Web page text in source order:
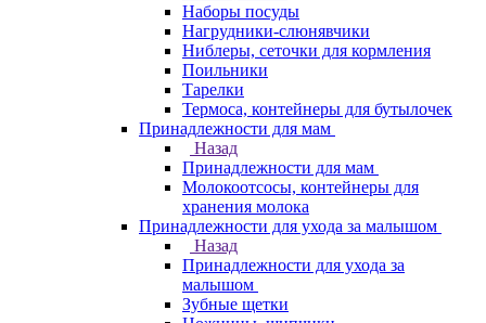
Наборы посуды
Нагрудники-слюнявчики
Ниблеры, сеточки для кормления
Поильники
Тарелки
Термоса, контейнеры для бутылочек
Принадлежности для мам
Назад
Принадлежности для мам
Молокоотсосы, контейнеры для
хранения молока
Принадлежности для ухода за малышом
Назад
Принадлежности для ухода за
малышом
Зубные щетки